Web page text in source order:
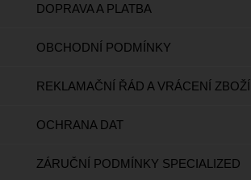
DOPRAVA A PLATBA
OBCHODNÍ PODMÍNKY
REKLAMAČNÍ ŘÁD A VRÁCENÍ ZBOŽÍ
OCHRANA DAT
ZÁRUČNÍ PODMÍNKY SPECIALIZED